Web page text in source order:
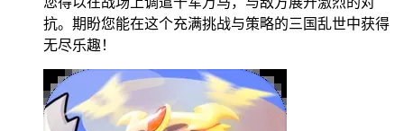
抗。期盼您能在这个充满挑战与策略的三国乱世中获得
无尽乐趣！